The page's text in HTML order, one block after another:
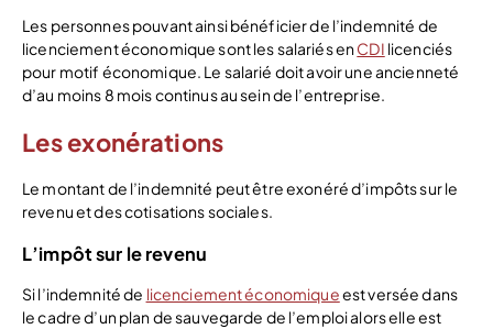
Les personnes pouvant ainsi bénéficier de l’indemnité de
licenciement économique sont les salariés enCDI licenciés
pour motif économique. Le salarié doit avoir une ancienneté
d’au moins 8 mois continus au sein de l’entreprise.
Les exonérations
Le montant de l’indemnité peut être exonéré d’impôts sur le
revenu et des cotisations sociales.
L’impôt sur le revenu
Si l’indemnité de licenciement économiqueest versée dans
le cadre d’un plan de sauvegarde de l’emploi alors elle est